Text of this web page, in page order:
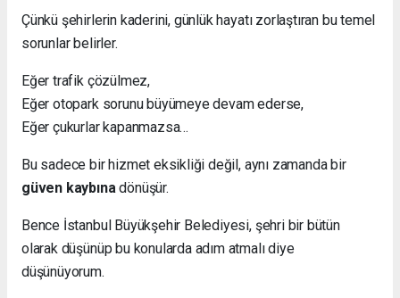
Çünkü şehirlerin kaderini, günlük hayatı zorlaştıran bu temel
sorunlar belirler.
Eğer trafik çözülmez,
Eğer otopark sorunu büyümeye devam ederse,
Eğer çukurlar kapanmazsa…
Bu sadece bir hizmet eksikliği değil, aynı zamanda bir
güven kaybınadönüşür.
Bence İstanbul Büyükşehir Belediyesi, şehri bir bütün
olarak düşünüp bu konularda adım atmalı diye
düşünüyorum.